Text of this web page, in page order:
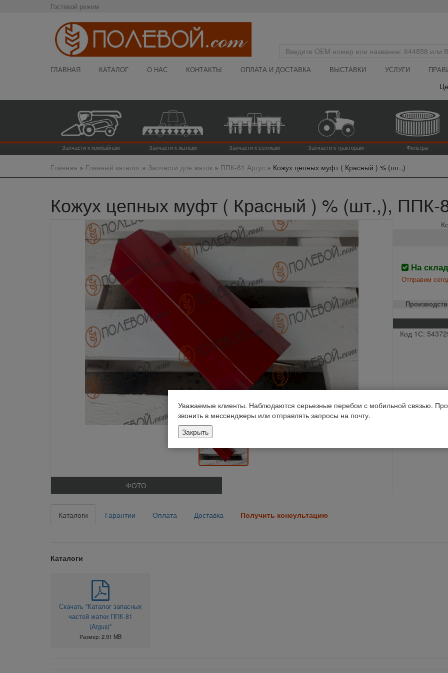
Гостевой режим
ГЛАВНАЯ КАТАЛОГ О НАС КОНТАКТЫ ОПЛАТА И ДОСТАВКА ВЫСТАВКИ УСЛУГИ
Цена
Запчасти к комбайнам Запчасти к жаткам Запчасти к сеялкам Запчасти к тракторам Фильтры
Главная » Главный каталог» Запчасти для жаток» ППК-81 Аргус » Кожух цепных муфт ( Красный ) % (шт.,)
Кожух цепных муфт ( Красный ) % (шт.,), ППК-
ФОТО
На
Отправим
Код 1С:
Каталоги Гарантии Оплата Доставка Получить консультацию
Каталоги
Скачать "Каталог запасных
частей жатки ППК-81
(Argus)"
Размер: 2.91 MB
Уважаемые клиенты. Наблюдаются серьезные перебои с мобильной связью.
звонить в мессенджеры или отправлять запросы на почту.
Закрыть